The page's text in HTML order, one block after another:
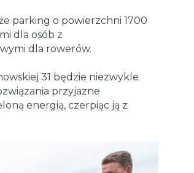
parking o powierzchni 1700
dla osób z
dla rowerów.
31 będzie niezwykle
przyjazne
energią, czerpiąc ją z